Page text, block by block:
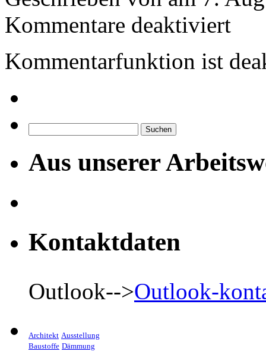
Kommentare deaktiviert
door
test
Kommentarfunktion ist
nach:
Aus unserer
Kontaktdaten
Outlook-->Outlook-
Architekt Ausstellung
Baustoffe Dämmung